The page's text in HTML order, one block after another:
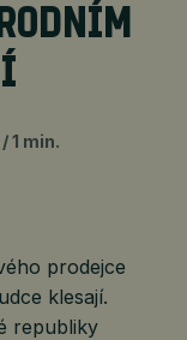
1 min.
prodejce
klesají.
republiky